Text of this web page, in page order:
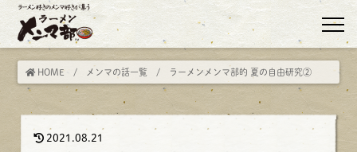
HOME / メンマの話一覧 / ラーメンメンマ部的 夏の自由研究②
2021.08.21